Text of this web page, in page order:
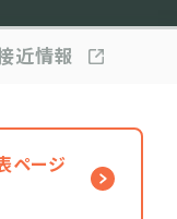
近情報
ページ